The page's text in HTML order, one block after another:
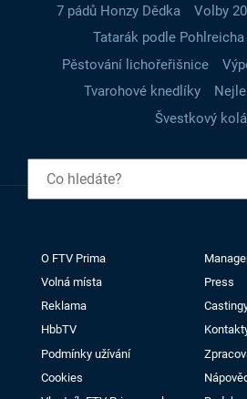
7 pádů Honzy Dědka
Volby
Tatarák podle Pohlreicha
Pěstování lichořeřišnice
Tvarohové knedlíky
Švestkový
O FTV Prima
Volná místa
Press
Reklama
HbbTV
Podmínky užívání
Cookies